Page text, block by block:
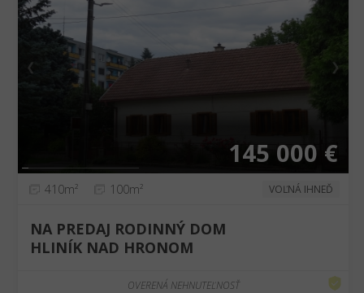
❮ ❯
145 000 €
410m² 100m² VOĽNÁ IHNEĎ
NA PREDAJ RODINNÝ DOM
HLINÍK NAD HRONOM
OVERENÁ NEHNUTEĽNOSŤ